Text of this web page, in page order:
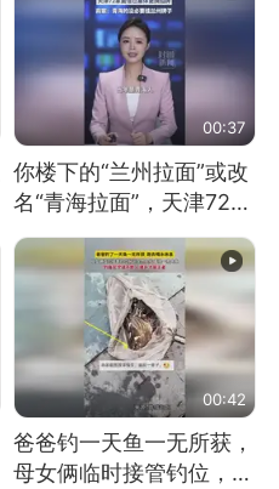
00:37
你楼下的“兰州拉面”或改
名“青海拉面”，天津72家
面馆已集体更换招牌
00:42
爸爸钓一天鱼一无所获，
母女俩临时接管钓位，用